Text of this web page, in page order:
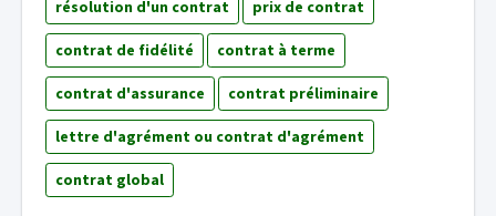
résolution d'un contrat prix de contrat
contrat de fidélité contrat à terme
contrat d'assurance contrat préliminaire
lettre d'agrément ou contrat d'agrément
contrat global